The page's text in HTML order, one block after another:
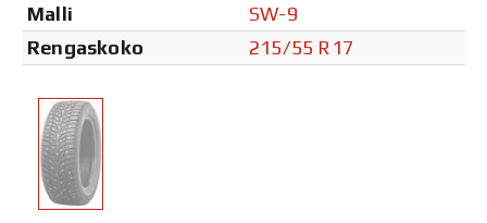
Malli
SW-9
Rengaskoko
215/55 R17